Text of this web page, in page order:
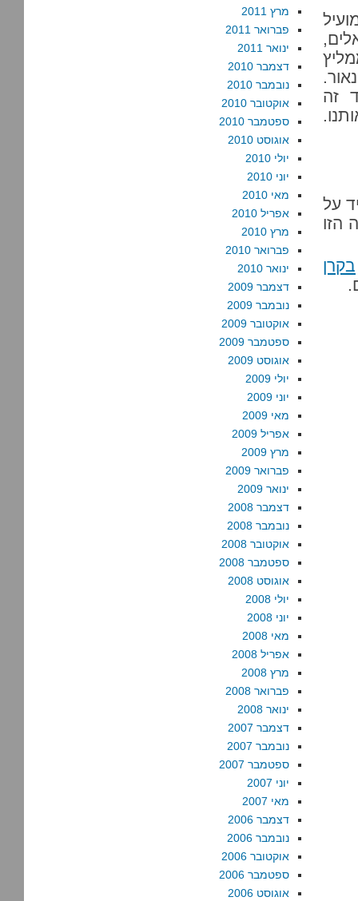
זה
על
הזו
בקרן
מרץ 2011
פברואר 2011
ינואר 2011
דצמבר 2010
נובמבר 2010
אוקטובר 2010
ספטמבר 2010
אוגוסט 2010
יולי 2010
יוני 2010
מאי 2010
אפריל 2010
מרץ 2010
פברואר 2010
ינואר 2010
דצמבר 2009
נובמבר 2009
אוקטובר 2009
ספטמבר 2009
אוגוסט 2009
יולי 2009
יוני 2009
מאי 2009
אפריל 2009
מרץ 2009
פברואר 2009
ינואר 2009
דצמבר 2008
נובמבר 2008
אוקטובר 2008
ספטמבר 2008
אוגוסט 2008
יולי 2008
יוני 2008
מאי 2008
אפריל 2008
מרץ 2008
פברואר 2008
ינואר 2008
דצמבר 2007
נובמבר 2007
ספטמבר 2007
יוני 2007
מאי 2007
דצמבר 2006
נובמבר 2006
אוקטובר 2006
ספטמבר 2006
אוגוסט 2006